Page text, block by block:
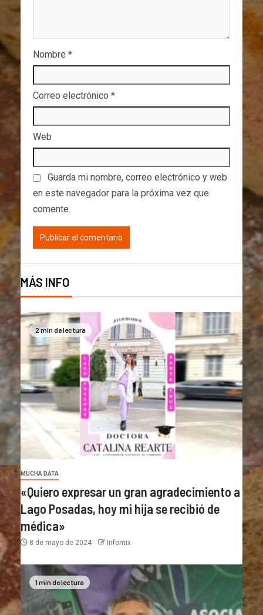
Nombre *
Correo electrónico *
Web
Guarda mi nombre, correo electrónico y web
en este navegador para la próxima vez que
comente.
MÁS INFO
2 min de lectura
MUCHA DATA
«Quiero expresar un gran agradecimiento a
Lago Posadas, hoy mi hija se recibió de
médica»
8 de mayo de 2024 Infomix
1 min de lectura